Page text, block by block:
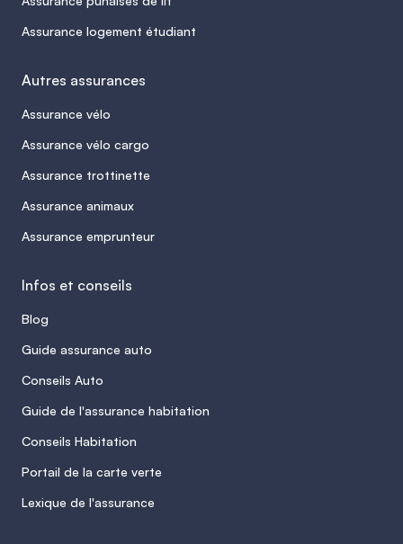
Assurance logement étudiant
Autres assurances
Assurance vélo
Assurance vélo cargo
Assurance trottinette
Assurance animaux
Assurance emprunteur
Infos et conseils
Blog
Guide assurance auto
Conseils Auto
Guide de l'assurance habitation
Conseils Habitation
Portail de la carte verte
Lexique de l'assurance